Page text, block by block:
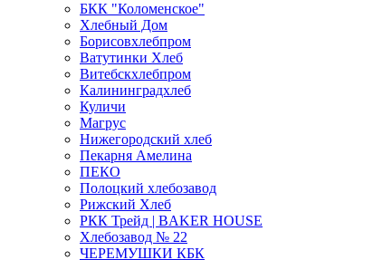
БКК "Коломенское"
Хлебный Дом
Борисовхлебпром
Ватутинки Хлеб
Витебскхлебпром
Калининградхлеб
Куличи
Магрус
Нижегородский хлеб
Пекарня Амелина
ПЕКО
Полоцкий хлебозавод
Рижский Хлеб
РКК Трейд | BAKER HOUSE
Хлебозавод № 22
ЧЕРЕМУШКИ КБК